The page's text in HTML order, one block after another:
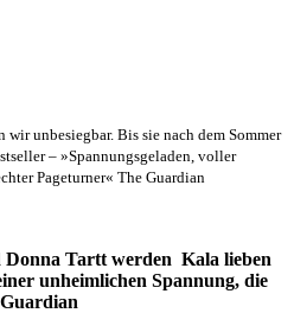
unbesiegbar. Bis sie nach dem Sommer
– »Spannungsgeladen, voller
Pageturner« The Guardian
Donna Tartt werden Kala lieben
unheimlichen Spannung, die